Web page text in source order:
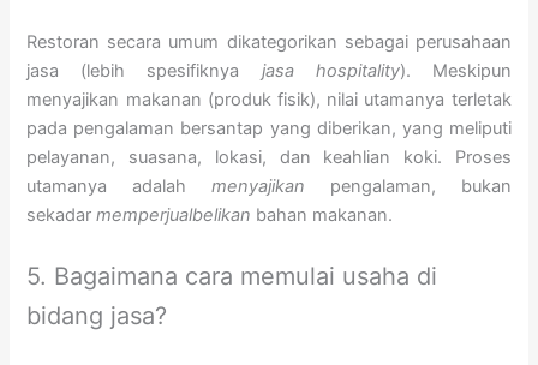
Restoran secara umum dikategorikan sebagai perusahaan
jasa (lebih spesifiknya jasa hospitality). Meskipun
menyajikan makanan (produk fisik), nilai utamanya terletak
pada pengalaman bersantap yang diberikan, yang meliputi
pelayanan, suasana, lokasi, dan keahlian koki. Proses
utamanya adalah menyajikan pengalaman, bukan
sekadarmemperjualbelikan bahan makanan.
5. Bagaimana cara memulai usaha di
bidang jasa?